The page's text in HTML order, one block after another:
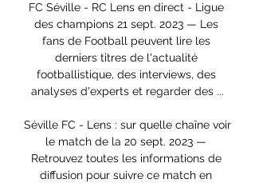
FC Séville - RC Lens en direct - Ligue
des champions 21 sept. 2023 — Les
fans de Football peuvent lire les
derniers titres de l'actualité
footballistique, des interviews, des
analyses d'experts et regarder des ...
Séville FC - Lens : sur quelle chaîne voir
le match de la 20 sept. 2023 —
Retrouvez toutes les informations de
diffusion pour suivre ce match en